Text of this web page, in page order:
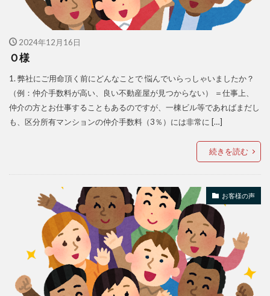
2024年12月16日
Ｏ様
1. 弊社にご用命頂く前にどんなことで 悩んでいらっしゃいましたか？
（例：仲介手数料が高い、良い不動産屋が見つからない） ＝仕事上、
仲介の方とお仕事することもあるのですが、一棟ビル等であればまだし
も、区分所有マンションの仲介手数料（3％）には非常に […]
続きを読む
お客様の声